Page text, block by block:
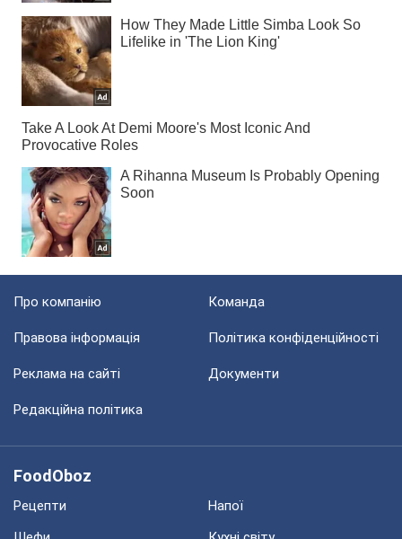
Про компанію Команда
Правова інформація Політика конфіденційності
Реклама на сайті Документи
Редакційна політика
FoodOboz
Рецепти
Напої